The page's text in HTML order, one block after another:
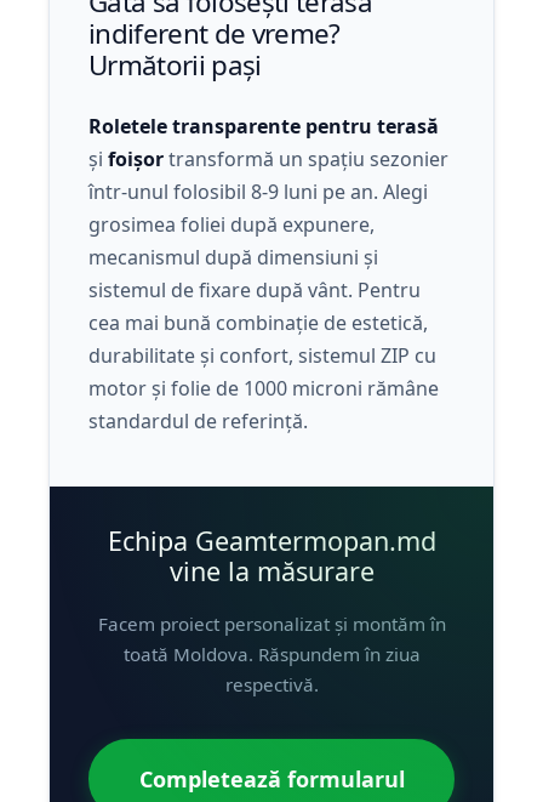
indiferent de vreme?
Următorii pași
Roletele transparente pentru terasă
și foișortransformă un spațiu sezonier
într-unul folosibil 8-9 luni pe an. Alegi
grosimea foliei după expunere,
mecanismul după dimensiuni și
sistemul de fixare după vânt. Pentru
cea mai bună combinație de estetică,
durabilitate și confort, sistemul ZIP cu
motor și folie de 1000 microni rămâne
standardul de referință.
Echipa Geamtermopan.md
vine la măsurare
Facem proiect personalizat și montăm în
toată Moldova. Răspundem în ziua
respectivă.
Completează formularul